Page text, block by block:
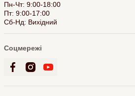
Пн-Чт: 9:00-18:00
Пт: 9:00-17:00
Сб-Нд: Вихідний
Соцмережі